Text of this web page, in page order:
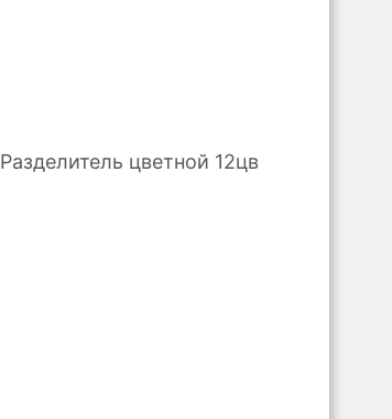
Разделитель цветной 12цв